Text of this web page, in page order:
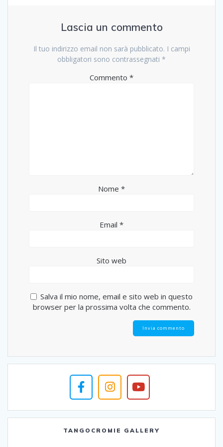
Lascia un commento
Il tuo indirizzo email non sarà pubblicato. I campi
obbligatori sono contrassegnati *
Commento *
Nome *
Email *
Sito web
Salva il mio nome, email e sito web in questo
browser per la prossima volta che commento.
TANGOCROMIE GALLERY